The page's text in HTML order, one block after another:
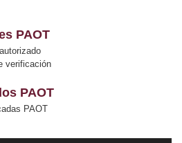
PAOT
verificación
PAOT
PAOT